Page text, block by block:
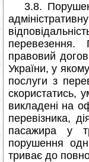
3.8.
перевезення.
правовий
України, у
послуги з
скористатись,
викладені на
перевізника,
пасажира у
порушення
триває до